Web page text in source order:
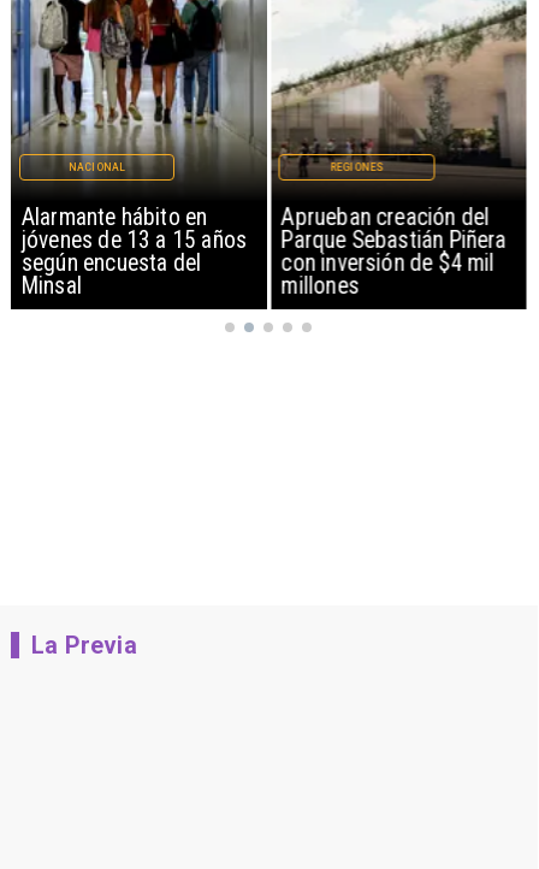
Alarmante hábito en
jóvenes de 13 a 15 años
según encuesta del
Minsal
NACIONAL
Aprueban creación del
Parque Sebastián Piñera
con inversión de $4 mil
millones
REGIONES
La Previa